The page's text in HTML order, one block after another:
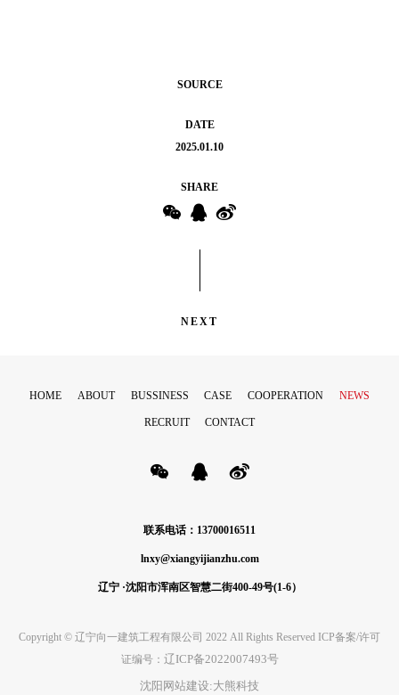
SOURCE
DATE
2025.01.10
SHARE
NEXT
HOME ABOUT BUSSINESS CASE COOPERATION NEWS
RECRUIT CONTACT
联系电话：13700016511
lnxy@xiangyijianzhu.com
辽宁 ·沈阳市浑南区智慧二街400-49号(1-6）
Copyright © 辽宁向一建筑工程有限公司 2022 All Rights Reserved ICP备案/许可
证编号： 辽ICP备2022007493号
沈阳网站建设:大熊科技